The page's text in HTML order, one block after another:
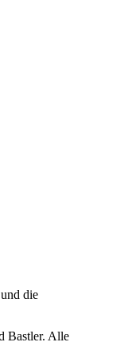
und die
Bastler. Alle